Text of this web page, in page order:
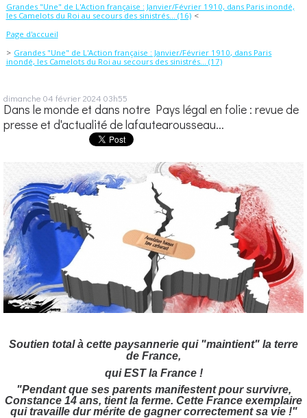
Grandes "Une" de L'Action française : Janvier/Février 1910, dans Paris inondé,
les Camelots du Roi au secours des sinistrés... (16)
Page d'accueil
Grandes "Une" de L'Action française : Janvier/Février 1910, dans Paris
inondé, les Camelots du Roi au secours des sinistrés... (17)
dimanche 04 février 2024 03h55
Dans le monde et dans notre Pays légal en folie : revue de
presse et d'actualité de lafautearousseau...
Soutien total à cette paysannerie qui "maintient" la terre
de France,
qui EST la France !
"Pendant que ses parents manifestent pour survivre,
Constance 14 ans, tient la ferme. Cette France exemplaire
qui travaille dur mérite de gagner correctement sa vie !"